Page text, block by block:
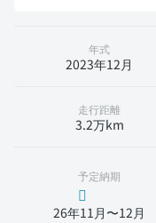
年式
2023年12月
走行距離
3.2万km
予定納期
26年11月〜12月